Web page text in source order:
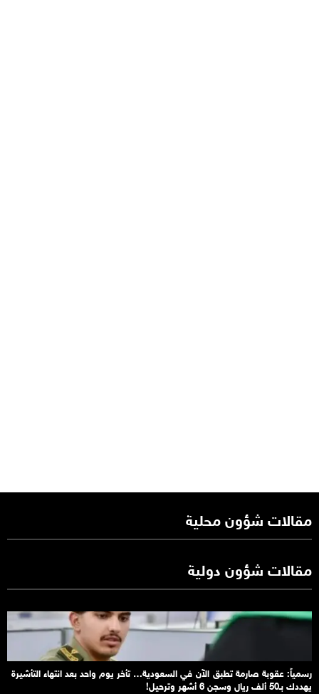
مقالات شؤون محلية
مقالات شؤون دولية
رسمياً: عقوبة صارمة تطبق الآن في السعودية… تأخر يوم واحد بعد انتهاء التأشيرة
يهددك بـ50 ألف ريال وسجن 6 أشهر وترحيل!